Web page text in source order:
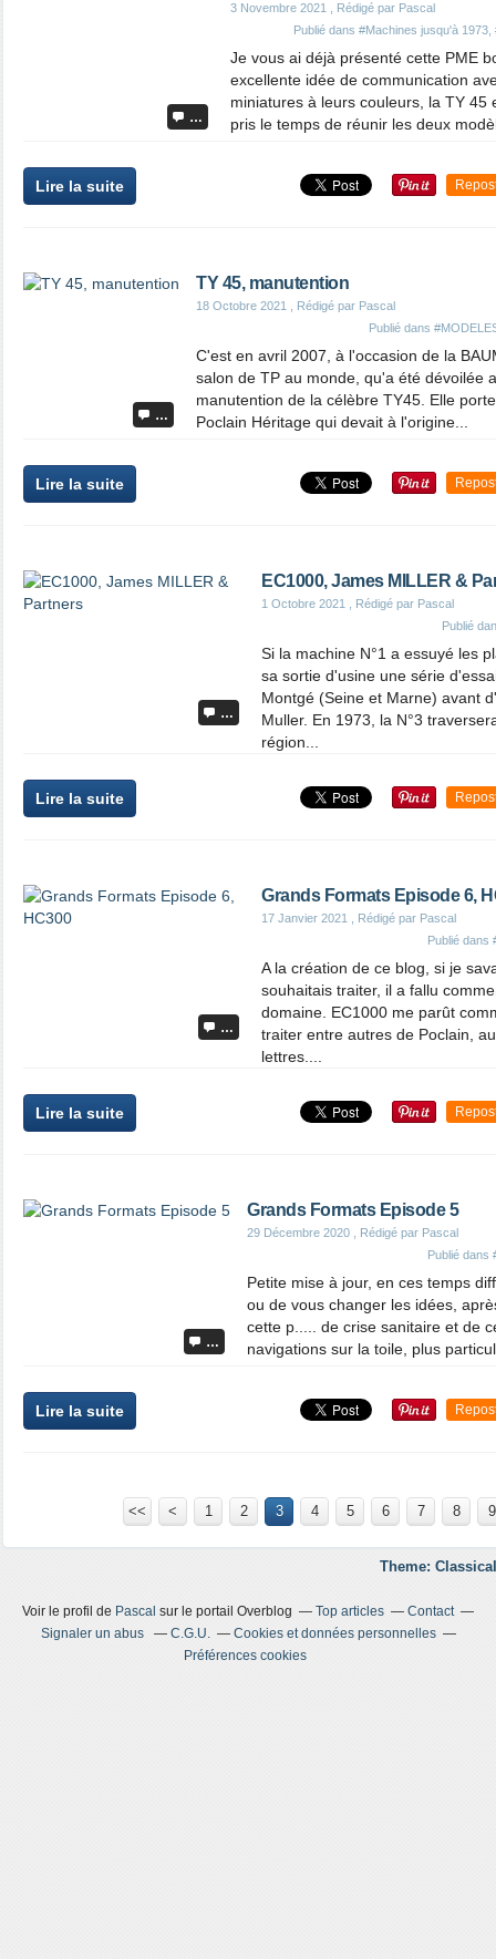
…
3 Novembre 2021
, Rédigé par Pascal
Publié dans #Machines jusqu'à 1973
Je vous ai déjà présenté cette PME
excellente idée de communication
miniatures à leurs couleurs, la TY 45
pris le temps de réunir les deux
Lire la suite
…
TY 45, manutention
18 Octobre 2021
, Rédigé par Pascal
Publié dans
C'est en avril 2007, à l'occasion de la
salon de TP au monde, qu'a été dévoilée
manutention de la célèbre TY45. Elle
Poclain Héritage qui devait à l'origine...
Lire la suite
…
EC1000, James MILLER &
1 Octobre 2021
, Rédigé par Pascal
Publié
Si la machine N°1 a essuyé les
sa sortie d'usine une série
Montgé (Seine et Marne) avant
Muller. En 1973, la N°3
région...
Lire la suite
…
Grands Formats Episode 6,
17 Janvier 2021
, Rédigé par Pascal
Publié dans
A la création de ce blog, si je
souhaitais traiter, il a fallu
domaine. EC1000 me parût
traiter entre autres de Poclain,
lettres....
Lire la suite
…
Grands Formats Episode 5
29 Décembre 2020 , Rédigé par Pascal
Publié dans
Petite mise à jour, en ces temps
ou de vous changer les idées,
cette p..... de crise sanitaire et de
navigations sur la toile, plus
Lire la suite
<< < 1 2 3 4 5 6 7 8 9
Theme:
Voir le profil de Pascal sur le portail Overblog Top articles
Contact
Signaler un abus
C.G.U.
Cookies et données personnelles
Préférences cookies